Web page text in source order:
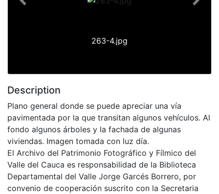
263-4.jpg
Previous Next
Description
Plano general donde se puede apreciar una vía
pavimentada por la que transitan algunos vehículos. Al
fondo algunos árboles y la fachada de algunas
viviendas. Imagen tomada con luz día.
El Archivo del Patrimonio Fotográfico y Fílmico del
Valle del Cauca es responsabilidad de la Biblioteca
Departamental del Valle Jorge Garcés Borrero, por
convenio de cooperación suscrito con la Secretaria